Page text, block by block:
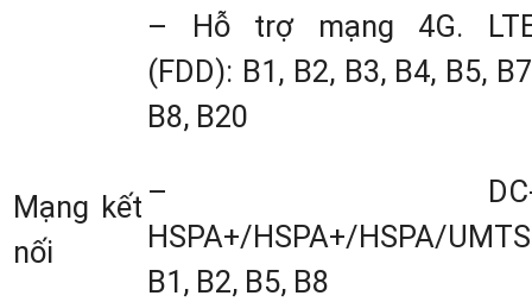
hoà. Được bảo vệ hoàn hảo khỏi bụi
nước với tiêu chuẩn IP67, SG9 tự
đồng hành cùng bạn. Kích thước
và cân nặng
, tạo nên một
trúc vừa vặn và tiện lợi.
Mạng kết
nối
– Hỗ trợ mạng 4G.
(FDD): B1, B2, B3, B4, B5,
B8, B20
–
HSPA+/HSPA+/HSPA/
B1, B2, B5, B8